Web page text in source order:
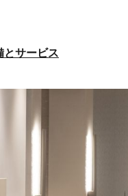
とサービス